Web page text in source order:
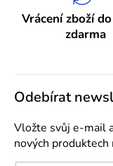
Vrácení zboží
zdarma
Odebírat
Vložte svůj e-mail
nových